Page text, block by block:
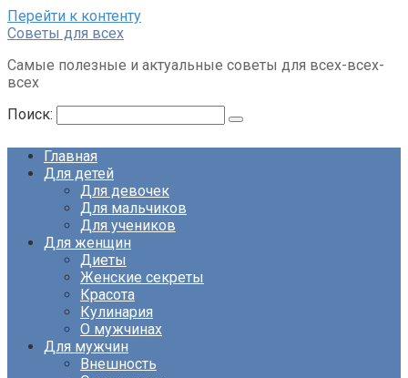
Перейти к контенту
Советы для всех
Самые полезные и актуальные советы для всех-всех-
всех
Поиск:
Главная
Для детей
Для девочек
Для мальчиков
Для учеников
Для женщин
Диеты
Женские секреты
Красота
Кулинария
О мужчинах
Для мужчин
Внешность